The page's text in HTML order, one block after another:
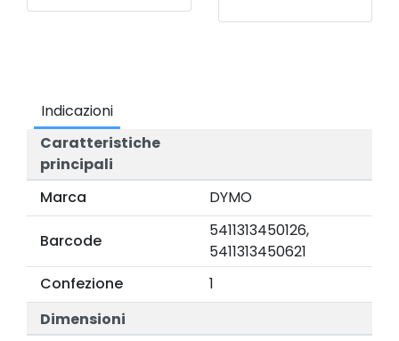
Indicazioni
Caratteristiche
principali
Marca
DYMO
Barcode
5411313450126,
5411313450621
Confezione
1
Dimensioni